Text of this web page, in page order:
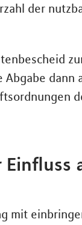
der
dann
mit